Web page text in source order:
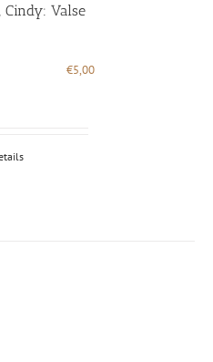
Cindy: Valse
€5,00